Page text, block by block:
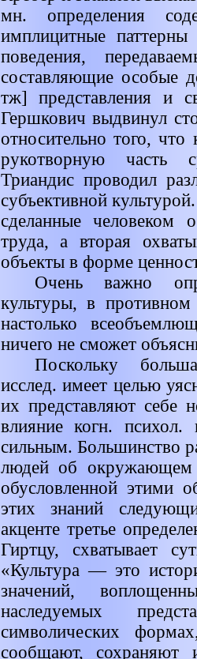
мн. определения
имплицитные
поведения,
составляющие особые
тж] представления и
Гершкович выдвинул
относительно того, что
рукотворную часть
Триандис проводил
субъективной
сделанные человеком
труда, а вторая
объекты в форме
Очень важно
культуры, в
настолько
ничего не сможет
Поскольку
исслед. имеет целью
их представляют себе
влияние когн.
сильным. Большинство
людей об
обусловленной этими
этих знаний
акценте третье
Гиртцу, схватывает
«Культура — это
значений,
наследуемых
символических
сообщают, сохраняют